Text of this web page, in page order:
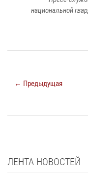
национальной
← Предыдущая
ЛЕНТА НОВОСТЕЙ